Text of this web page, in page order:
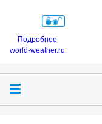
Подробнее
world-weather.ru